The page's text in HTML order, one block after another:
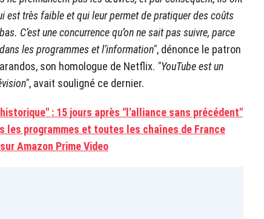
est très faible et qui leur permet de pratiquer des coûts
C’est une concurrence qu’on ne sait pas suivre, parce
les programmes et l’information", dénonce le patron
son homologue de Netflix. "YouTube est un
, avait souligné ce dernier.
: 15 jours après "l'alliance sans précédent"
les programmes et toutes les chaînes de France
Amazon Prime Video